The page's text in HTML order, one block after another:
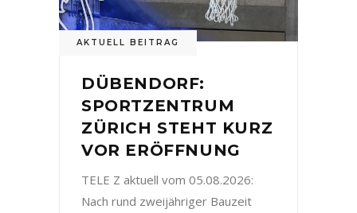
AKTUELL BEITRAG
DÜBENDORF:
SPORTZENTRUM
ZÜRICH STEHT KURZ
VOR ERÖFFNUNG
TELE Z aktuell vom 05.08.2026:
Nach rund zweijähriger Bauzeit